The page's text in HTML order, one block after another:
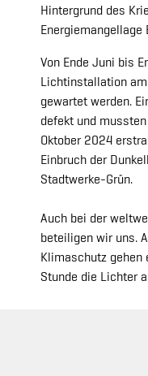
Hintergrund des
Energiemangellage
Von Ende Juni bis
Lichtinstallation
gewartet werden.
defekt und
Oktober 2024
Einbruch der
Stadtwerke-Grün.
Auch bei der
beteiligen wir uns.
Klimaschutz gehen
Stunde die Lichter